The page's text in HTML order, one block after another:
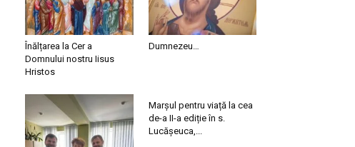
Înălțarea la Cer a
Domnului nostru Iisus
Hristos
Dumnezeu…
Marșul pentru viață la cea
de-a II-a ediție în s.
Lucășeuca,...